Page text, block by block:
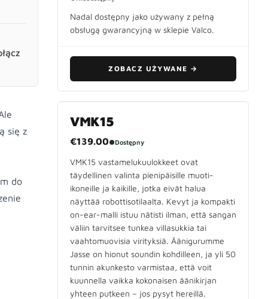
się z
do
Nadal dostępny jako używany z pełną
obsługą gwarancyjną w sklepie Valco.
ZOBACZ UŻYWANE →
VMK15
€139.00●Dostępny
VMK15 vastamelukuulokkeet ovat
täydellinen valinta pienipäisille muoti-
ikoneille ja kaikille, jotka eivät halua
näyttää robottisotilaalta. Kevyt ja kompakti
on-ear-malli istuu nätisti ilman, että sangan
väliin tarvitsee tunkea villasukkia tai
vaahtomuovisia virityksiä. Äänigurumme
Jasse on hionut soundin kohdilleen, ja yli 50
tunnin akunkesto varmistaa, että voit
kuunnella vaikka kokonaisen äänikirjan
yhteen putkeen – jos pysyt hereillä.